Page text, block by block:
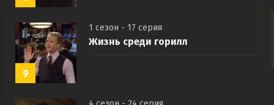
9
1 сезон - 17 серия
Жизнь среди горилл